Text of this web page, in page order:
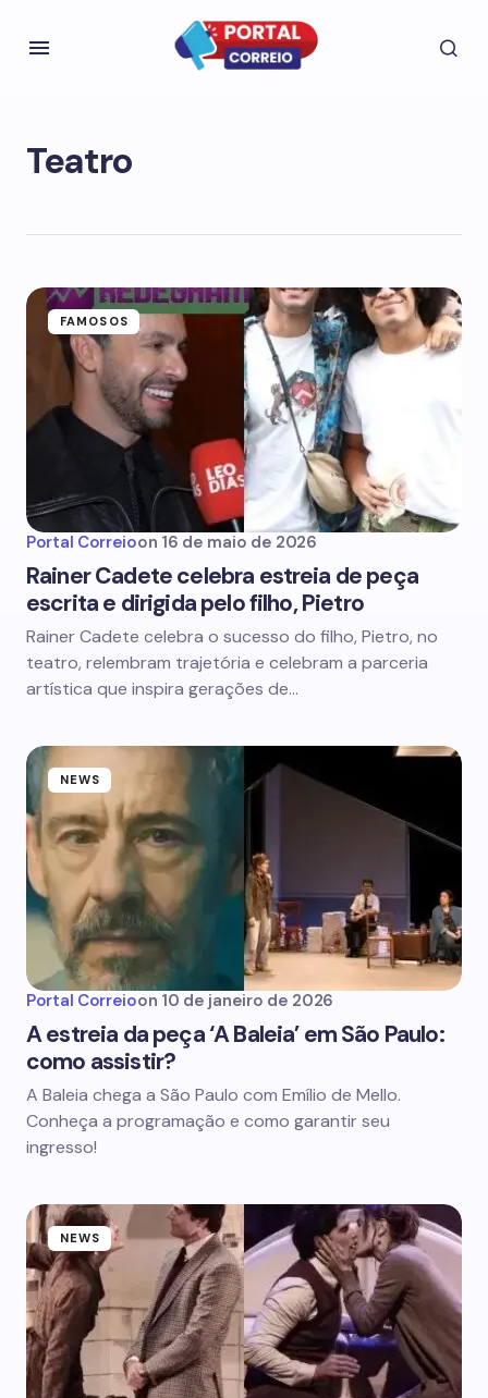
Teatro
FAMOSOS
Portal Correioon 16 de maio de 2026
Rainer Cadete celebra estreia de peça
escrita e dirigida pelo filho, Pietro
Rainer Cadete celebra o sucesso do filho, Pietro, no
teatro, relembram trajetória e celebram a parceria
artística que inspira gerações de…
NEWS
Portal Correioon 10 de janeiro de 2026
A estreia da peça ‘A Baleia’ em São Paulo:
como assistir?
A Baleia chega a São Paulo com Emílio de Mello.
Conheça a programação e como garantir seu
ingresso!
NEWS